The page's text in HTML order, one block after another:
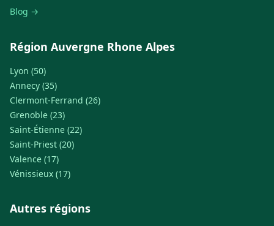
Blog →
Région Auvergne Rhone Alpes
Lyon (50)
Annecy (35)
Clermont-Ferrand (26)
Grenoble (23)
Saint-Étienne (22)
Saint-Priest (20)
Valence (17)
Vénissieux (17)
Autres régions